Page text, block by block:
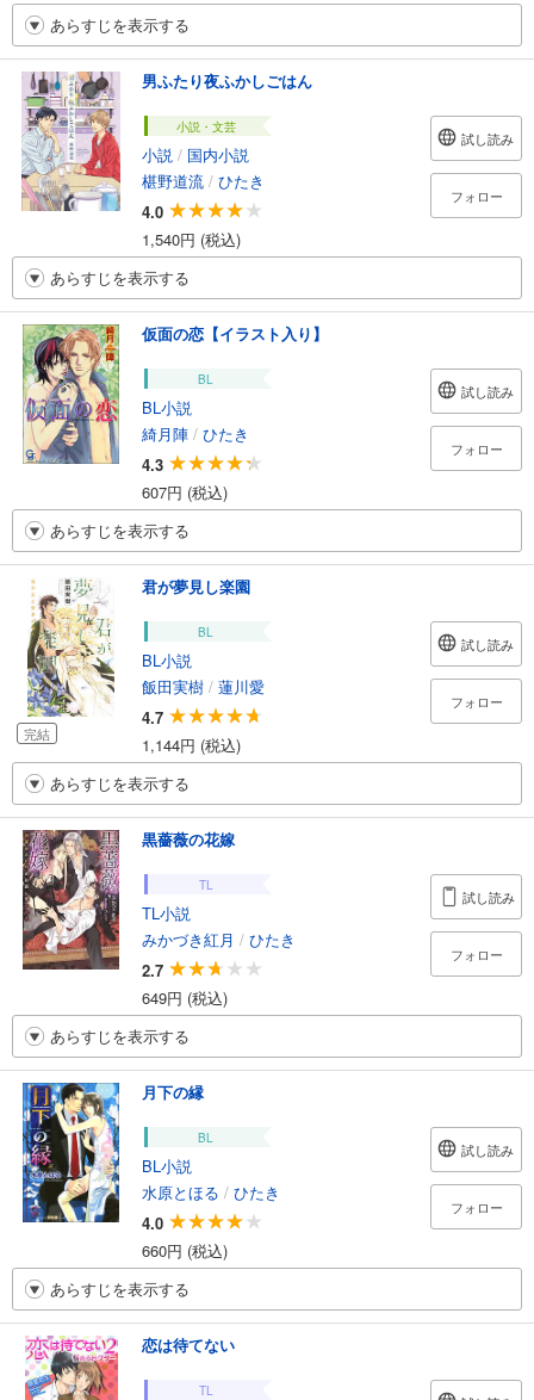
あらすじを表示する
男ふたり夜ふかしごはん
小説・文芸
小説 / 国内小説
椹野道流 / ひたき
4.0
1,540円 (税込)
試し読み
フォロー
あらすじを表示する
仮面の恋【イラスト入り】
BL
BL小説
綺月陣 / ひたき
4.3
607円 (税込)
試し読み
フォロー
あらすじを表示する
完結
君が夢見し楽園
BL
BL小説
飯田実樹 / 蓮川愛
4.7
1,144円 (税込)
試し読み
フォロー
あらすじを表示する
黒薔薇の花嫁
TL
TL小説
みかづき紅月 / ひたき
2.7
649円 (税込)
試し読み
フォロー
あらすじを表示する
月下の縁
BL
BL小説
水原とほる / ひたき
4.0
660円 (税込)
試し読み
フォロー
あらすじを表示する
恋は待てない
TL